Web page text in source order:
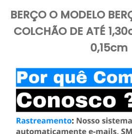
BERÇO O MODELO
COLCHÃO DE ATÉ
0,15cm